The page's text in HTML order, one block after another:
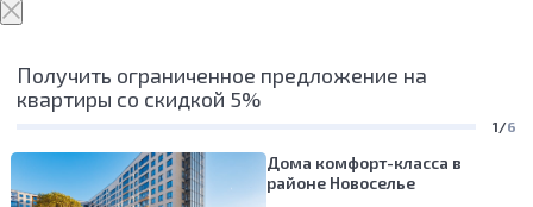
Получить ограниченное предложение на
квартиры со скидкой 5%
1/6
Дома комфорт-класса в
районе Новоселье